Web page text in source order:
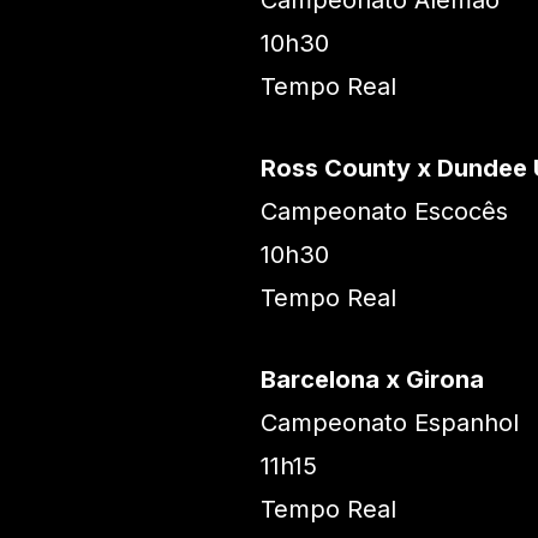
10h30
Tempo Real
Ross County x Dundee
Campeonato Escocês
10h30
Tempo Real
Barcelona x Girona
Campeonato Espanhol
11h15
Tempo Real